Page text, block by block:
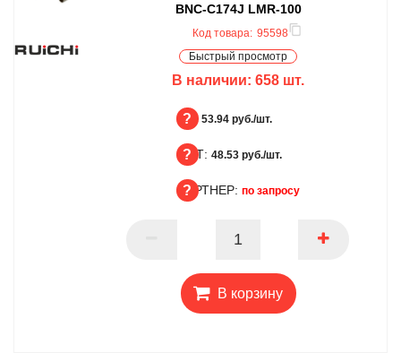
BNC-C174J LMR-100
Код товара: 95598
Быстрый просмотр
В наличии: 658 шт.
БЦ: 53.94 руб./шт.
ОПТ: 48.53 руб./шт.
ПАРТНЕР: по запросу
В корзину